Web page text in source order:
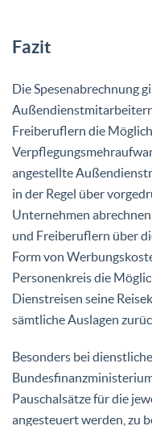
Fazit
Die Spesenabrechnung
Freiberuflern die
angestellte
in der Regel über
Unternehmen
und Freiberuflern über
Form von
Personenkreis die
Dienstreisen seine
sämtliche Auslagen
Besonders bei
Pauschalsätze für die
angesteuert werden, zu